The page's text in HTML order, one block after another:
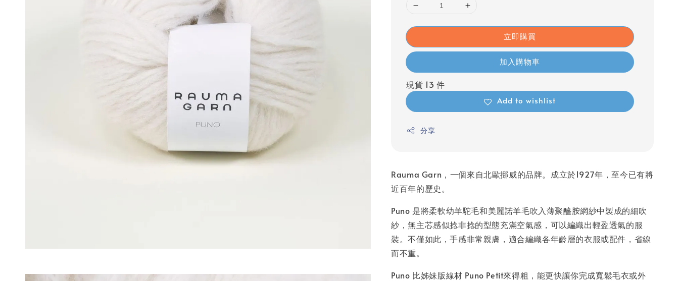
立即購買
加入購物車
現貨 13 件
Add to wishlist
分享
Rauma Garn，一個來自北歐挪威的品牌。成立於1927年，至今已有將
近百年的歷史。
Puno 是將柔軟幼羊駝毛和美麗諾羊毛吹入薄聚醯胺網紗中製成的細吹
紗，無主芯感似捻非捻的型態充滿空氣感，可以編織出輕盈透氣的服
裝。不僅如此，手感非常親膚，適合編織各年齡層的衣服或配件，省線
而不重。
Puno 比姊妹版線材 Puno Petit來得粗，能更快讓你完成寬鬆毛衣或外